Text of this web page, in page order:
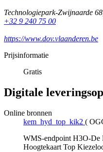
Technologiepark-Zwijnaarde 68
+32 9 240 75 00
https://www.dov.vlaanderen.be
Prijsinformatie
Gratis
Digitale
Online bronnen
kem_hyd_top_kik2 (
WMS-endpoint H3O-De
Hoogtekaart Top